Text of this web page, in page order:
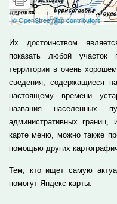
Их достоинством
показать любой участок
территории в очень
сведения, содержащиеся
настоящему времени
названия населенных
административных
карте меню, можно также
помощью других
Тем, кто ищет самую
помогут Яндекс-карты: